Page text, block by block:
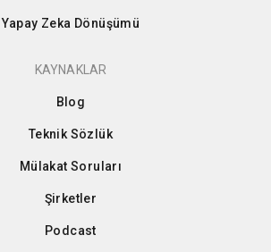
Yapay Zeka Dönüşümü
KAYNAKLAR
Blog
Teknik Sözlük
Mülakat Soruları
Şirketler
Podcast